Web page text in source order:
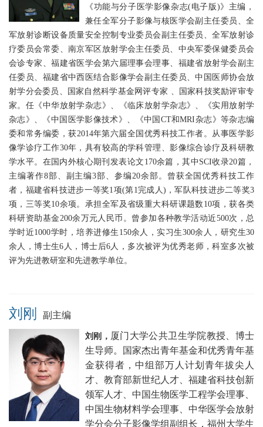
《功能与分子医学影像杂志(电子版)》主编，
兼任全军分子影像与核医学会副主任委员、全
军放射诊断设备质量安全控制专业委员会副主任委员、全军放射诊
疗委员会常委、南京军区放射学会主任委员、中央军委保健委员会
会诊专家、福建省医学会第六届理事会理事、福建省放射学会副主
任委员、福建省中西医结合影像学会副主任委员、中国医师协会放
射学分会委员、国家自然科学基金网评专家 、国家科技奖励评审专
家。任《中华放射学杂志》、《临床放射学杂志》、《实用放射学
杂志》、《中国医学影像技术》、《中国CT和MRI杂志》等杂志编
委和常务编委，获2014年第六届全国优秀科技工作者。从事医学影
像学诊疗工作30年，具有较高的学科管理、影像综合诊疗及科研教
学水平。在国内外核心期刊发表论文170余篇，其中SCI收录20篇，
主编著作8部、副主编3部、参编20余部。曾获全国优秀科技工作
者，福建省科技进步一等奖1项(第1完成人)，军队科技进步二等奖3
项，三等奖10余项。承担全军及省级重大科研课题数10项，获各类
科研资助基金200余万元人民币。曾参加各种教学活动近500次，总
学时近1000学时，培养进修生150余人，实习生300余人，研究生30
余人，博士生6人，博士后6人，多次被评为优秀老师，科室多次被
评为先进教研室和先进教学单位。
刘刚 副主编
刘刚， 厦门大学公共卫生学院教授、博士
生导师。国家杰出青年基金和优秀青年基
金获得者，中组部万人计划青年拔尖人
才、教育部新世纪人才、福建省科技创新
领军人才、中国生物医学工程学会理事、
中国生物材料学会理事、中华医学会放射
学分会分子影像学组副组长，福州大学生